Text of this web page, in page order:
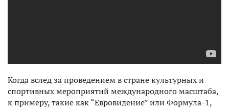
Когда вслед за проведением в стране культурных и
спортивных мероприятий международного масштаба,
к примеру, такие как “Евровидение” или Формула-1,